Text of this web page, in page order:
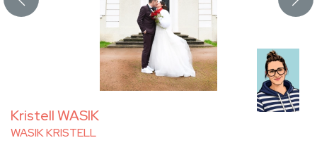
Kristell WASIK
WASIK KRISTELL